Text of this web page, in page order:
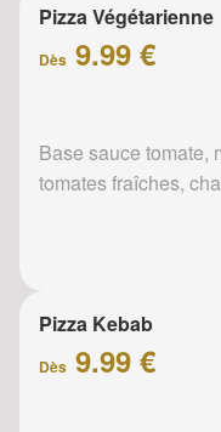
Pizza Végétarienne
Dès 9.99 €
Base sauce tomate,
tomates fraîches,
Pizza Kebab
Dès 9.99 €